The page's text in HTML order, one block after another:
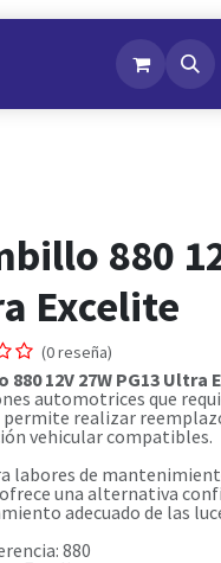
NotiFlash
880
Excelite
(0 reseña)
880 12V 27W PG13 Ultra
automotrices que
realizar
vehicular compatibles.
labores de
una alternativa
adecuado de las
880